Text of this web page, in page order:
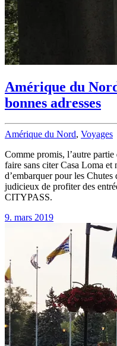
Amérique du
bonnes adresses
Amérique du Nord, Voyages
Comme promis, l’autre
faire sans citer Casa Loma et
d’embarquer pour les
judicieux de profiter des
CITYPASS.
9. mars 2019